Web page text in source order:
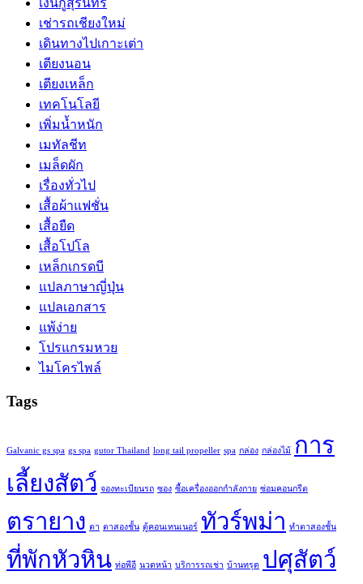
เช่ารถเชียงใหม่
เดินทางไปเกาะเต่า
เตียงนอน
เตียงเหล็ก
เทคโนโลยี
เพิ่มน้ำหนัก
เมทัลชีท
เมล็ดผัก
เรื่องทั่วไป
เสื้อผ้าแฟชั่น
เสื้อยืด
เสื้อโปโล
เหล็กเกรดบี
แปลภาษาญี่ปุ่น
แปลเอกสาร
แพ้ง่าย
โปรแกรมหวย
ไมโครไพล์
Tags
Galvanic gs spa gs spa gutor Thailand long tail propeller spa กล่อง กล่องไม้
การ
เลี้ยงสัตว์ จองทะเบียนรถ ซอง ซื้อเครื่องออกกำลังกาย ซ่อมคอนกรีต
ตรายาง ตา ตาสองชั้น ตู้คอนเทนเนอร์ ทัวร์พม่า ทำตาสองชั้น
ที่พักหัวหิน ท่อพีอี นวดหน้า บริการรถเช่า บ้านทรุด ปศุสัตว์